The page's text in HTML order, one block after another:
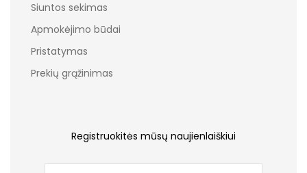
Siuntos sekimas
Apmokėjimo būdai
Pristatymas
Prekių grąžinimas
Registruokitės mūsų naujienlaiškiui